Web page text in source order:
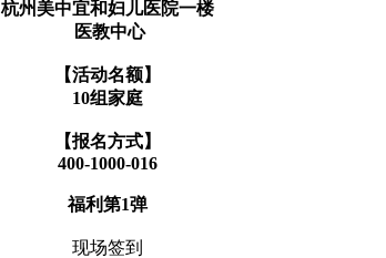
杭州美中宜和妇儿医院一楼
医教中心
【活动名额】
10组家庭
【报名方式】
400-1000-016
福利第1弹
现场签到